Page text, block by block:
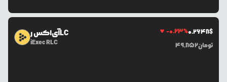
آی‌اکس رLC
iExec RLC
-0.23%0.2648$
49,852تومان